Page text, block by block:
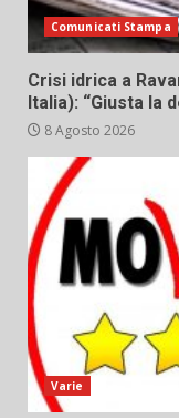
Comunicati Stampa
Crisi idrica a
Italia): “Giusta la
8 Agosto 2026
Varie